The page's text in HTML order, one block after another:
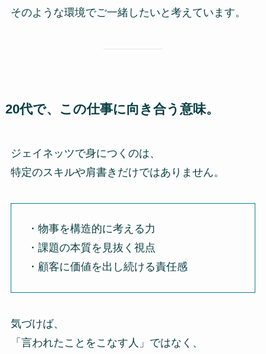
そのような環境でご一緒したいと考えています。
20代で、この仕事に向き合う意味。
ジェイネッツで身につくのは、
特定のスキルや肩書きだけではありません。
・物事を構造的に考える力
・課題の本質を見抜く視点
・顧客に価値を出し続ける責任感
気づけば、
「言われたことをこなす人」ではなく、